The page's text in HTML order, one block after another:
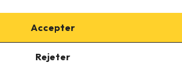
Accepter
Rejeter